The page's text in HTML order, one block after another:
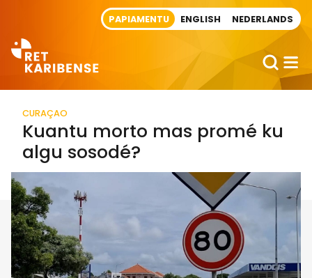
PAPIAMENTU ENGLISH NEDERLANDS
CURAÇAO
Kuantu morto mas promé ku
algu sosodé?